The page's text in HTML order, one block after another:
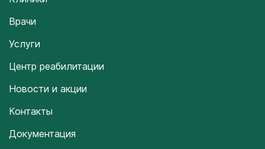
Врачи
Услуги
Центр реабилитации
Новости и акции
Контакты
Документация